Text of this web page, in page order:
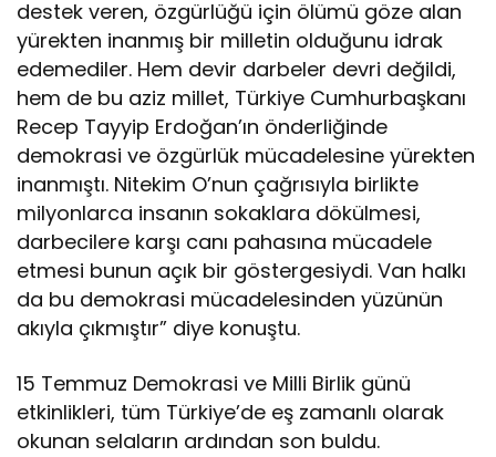
destek veren, özgürlüğü için ölümü göze alan
yürekten inanmış bir milletin olduğunu idrak
edemediler. Hem devir darbeler devri değildi,
hem de bu aziz millet, Türkiye Cumhurbaşkanı
Recep Tayyip Erdoğan’ın önderliğinde
demokrasi ve özgürlük mücadelesine yürekten
inanmıştı. Nitekim O’nun çağrısıyla birlikte
milyonlarca insanın sokaklara dökülmesi,
darbecilere karşı canı pahasına mücadele
etmesi bunun açık bir göstergesiydi. Van halkı
da bu demokrasi mücadelesinden yüzünün
akıyla çıkmıştır” diye konuştu.
15 Temmuz Demokrasi ve Milli Birlik günü
etkinlikleri, tüm Türkiye’de eş zamanlı olarak
okunan selaların ardından son buldu.